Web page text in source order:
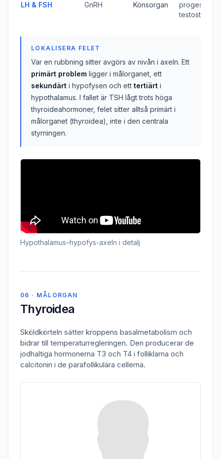
LH & FSH GnRH Könsorgan
testosteron
LOKALISERA FELET
Var en rubbning sitter avgörs av nivån i axeln. Ett
primärt problem ligger i målorganet, ett
sekundärt i hypofysen och ett tertiärt i
hypothalamus. I fallet är TSH lågt trots höga
thyroideahormoner, felet sitter alltså primärt i
målorganet (thyroidea), inte i den centrala
styrningen.
Hypothalamus–hypofys-axeln i detalj
06 · MÅLORGAN
Thyroidea
Sköldkörteln sätter kroppens basalmetabolism och
bidrar till temperaturregleringen. Den producerar de
jodhaltiga hormonerna T3 och T4 i folliklarna och
calcitonin i de parafollikulära cellerna.